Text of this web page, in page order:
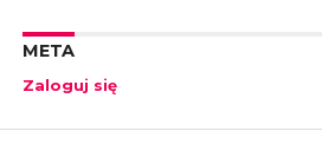
META
Zaloguj się